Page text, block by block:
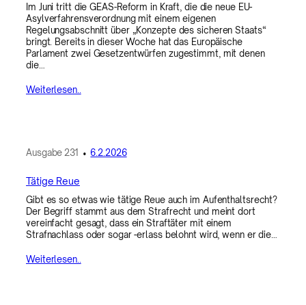
Im Juni tritt die GEAS-Reform in Kraft, die die neue EU-
Asylverfahrensverordnung mit einem eigenen
Regelungsabschnitt über „Konzepte des sicheren Staats“
bringt. Bereits in dieser Woche hat das Europäische
Parlament zwei Gesetzentwürfen zugestimmt, mit denen
die…
Weiterlesen..
Ausgabe 231 •6.2.2026
Tätige Reue
Gibt es so etwas wie tätige Reue auch im Aufenthaltsrecht?
Der Begriff stammt aus dem Strafrecht und meint dort
vereinfacht gesagt, dass ein Straftäter mit einem
Strafnachlass oder sogar -erlass belohnt wird, wenn er die…
Weiterlesen..